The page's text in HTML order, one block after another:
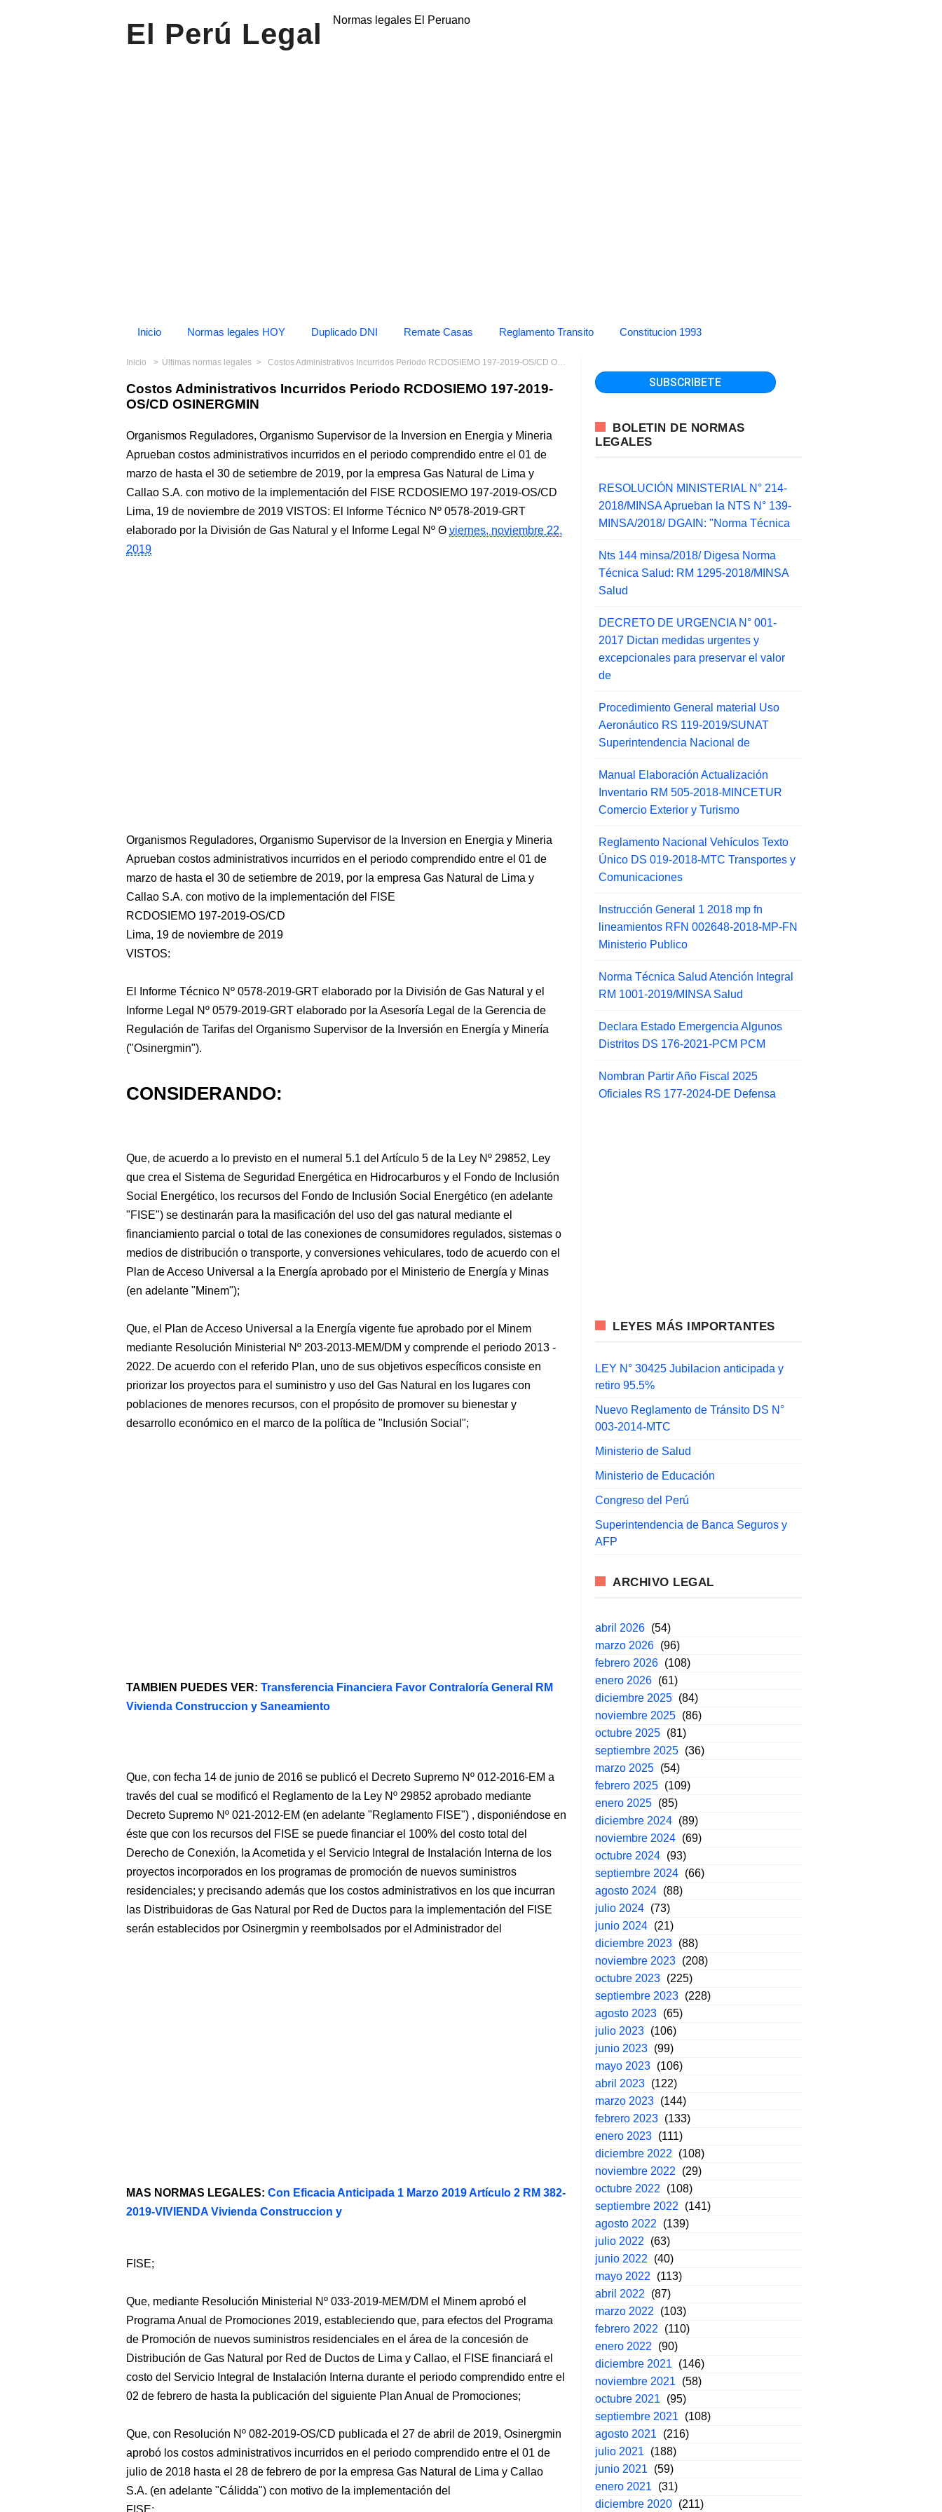
El Perú Legal Normas legales El Peruano
Inicio Normas legales HOY Duplicado DNI Remate Casas Reglamento Transito Constitucion 1993
Inicio Últimas normas legales Costos Administrativos Incurridos Periodo RCDOSIEMO 197-2019-OS/CD OSINERGMIN
Costos Administrativos Incurridos Periodo RCDOSIEMO 197-2019-
OS/CD OSINERGMIN
Organismos Reguladores, Organismo Supervisor de la Inversion en Energia y Mineria
Aprueban costos administrativos incurridos en el periodo comprendido entre el 01 de
marzo de hasta el 30 de setiembre de 2019, por la empresa Gas Natural de Lima y
Callao S.A. con motivo de la implementación del FISE RCDOSIEMO 197-2019-OS/CD
Lima, 19 de noviembre de 2019 VISTOS: El Informe Técnico Nº 0578-2019-GRT
elaborado por la División de Gas Natural y el Informe Legal Nº
viernes, noviembre 22,
2019
Organismos Reguladores, Organismo Supervisor de la Inversion en Energia y Mineria
Aprueban costos administrativos incurridos en el periodo comprendido entre el 01 de
marzo de hasta el 30 de setiembre de 2019, por la empresa Gas Natural de Lima y
Callao S.A. con motivo de la implementación del FISE
RCDOSIEMO 197-2019-OS/CD
Lima, 19 de noviembre de 2019
VISTOS:
El Informe Técnico Nº 0578-2019-GRT elaborado por la División de Gas Natural y el
Informe Legal Nº 0579-2019-GRT elaborado por la Asesoría Legal de la Gerencia de
Regulación de Tarifas del Organismo Supervisor de la Inversión en Energía y Minería
("Osinergmin").
CONSIDERANDO:
Que, de acuerdo a lo previsto en el numeral 5.1 del Artículo 5 de la Ley Nº 29852, Ley
que crea el Sistema de Seguridad Energética en Hidrocarburos y el Fondo de Inclusión
Social Energético, los recursos del Fondo de Inclusión Social Energético (en adelante
"FISE") se destinarán para la masificación del uso del gas natural mediante el
financiamiento parcial o total de las conexiones de consumidores regulados, sistemas o
medios de distribución o transporte, y conversiones vehiculares, todo de acuerdo con el
Plan de Acceso Universal a la Energía aprobado por el Ministerio de Energía y Minas
(en adelante "Minem");
Que, el Plan de Acceso Universal a la Energía vigente fue aprobado por el Minem
mediante Resolución Ministerial Nº 203-2013-MEM/DM y comprende el periodo 2013 -
2022. De acuerdo con el referido Plan, uno de sus objetivos específicos consiste en
priorizar los proyectos para el suministro y uso del Gas Natural en los lugares con
poblaciones de menores recursos, con el propósito de promover su bienestar y
desarrollo económico en el marco de la política de "Inclusión Social";
TAMBIEN PUEDES VER: Transferencia Financiera Favor Contraloría General RM
Vivienda Construccion y Saneamiento
Que, con fecha 14 de junio de 2016 se publicó el Decreto Supremo Nº 012-2016-EM a
través del cual se modificó el Reglamento de la Ley Nº 29852 aprobado mediante
Decreto Supremo Nº 021-2012-EM (en adelante "Reglamento FISE") , disponiéndose en
éste que con los recursos del FISE se puede financiar el 100% del costo total del
Derecho de Conexión, la Acometida y el Servicio Integral de Instalación Interna de los
proyectos incorporados en los programas de promoción de nuevos suministros
residenciales; y precisando además que los costos administrativos en los que incurran
las Distribuidoras de Gas Natural por Red de Ductos para la implementación del FISE
serán establecidos por Osinergmin y reembolsados por el Administrador del
MAS NORMAS LEGALES: Con Eficacia Anticipada 1 Marzo 2019 Artículo 2 RM 382-
2019-VIVIENDA Vivienda Construccion y
FISE;
Que, mediante Resolución Ministerial Nº 033-2019-MEM/DM el Minem aprobó el
Programa Anual de Promociones 2019, estableciendo que, para efectos del Programa
de Promoción de nuevos suministros residenciales en el área de la concesión de
Distribución de Gas Natural por Red de Ductos de Lima y Callao, el FISE financiará el
costo del Servicio Integral de Instalación Interna durante el periodo comprendido entre el
02 de febrero de hasta la publicación del siguiente Plan Anual de Promociones;
Que, con Resolución Nº 082-2019-OS/CD publicada el 27 de abril de 2019, Osinergmin
aprobó los costos administrativos incurridos en el periodo comprendido entre el 01 de
julio de 2018 hasta el 28 de febrero de por la empresa Gas Natural de Lima y Callao
S.A. (en adelante "Cálidda") con motivo de la implementación del
FISE;
BOLETIN DE NORMAS
LEGALES
RESOLUCIÓN MINISTERIAL N° 214-
2018/MINSA Aprueban la NTS N° 139-
MINSA/2018/ DGAIN: "Norma Técnica
Nts 144 minsa/2018/ Digesa Norma
Técnica Salud: RM 1295-2018/MINSA
Salud
DECRETO DE URGENCIA N° 001-
2017 Dictan medidas urgentes y
excepcionales para preservar el valor
de
Procedimiento General material Uso
Aeronáutico RS 119-2019/SUNAT
Superintendencia Nacional de
Manual Elaboración Actualización
Inventario RM 505-2018-MINCETUR
Comercio Exterior y Turismo
Reglamento Nacional Vehículos Texto
Único DS 019-2018-MTC Transportes y
Comunicaciones
Instrucción General 1 2018 mp fn
lineamientos RFN 002648-2018-MP-FN
Ministerio Publico
Norma Técnica Salud Atención Integral
RM 1001-2019/MINSA Salud
Declara Estado Emergencia Algunos
Distritos DS 176-2021-PCM PCM
Nombran Partir Año Fiscal 2025
Oficiales RS 177-2024-DE Defensa
LEYES MÁS IMPORTANTES
LEY N° 30425 Jubilacion anticipada y
retiro 95.5%
Nuevo Reglamento de Tránsito DS N°
003-2014-MTC
Ministerio de Salud
Ministerio de Educación
Congreso del Perú
Superintendencia de Banca Seguros y
AFP
ARCHIVO LEGAL
abril 2026 (54)
marzo 2026 (96)
febrero 2026 (108)
enero 2026 (61)
diciembre 2025 (84)
noviembre 2025 (86)
octubre 2025 (81)
septiembre 2025 (36)
marzo 2025 (54)
febrero 2025 (109)
enero 2025 (85)
diciembre 2024 (89)
noviembre 2024 (69)
octubre 2024 (93)
septiembre 2024 (66)
agosto 2024 (88)
julio 2024 (73)
junio 2024 (21)
diciembre 2023 (88)
noviembre 2023 (208)
octubre 2023 (225)
septiembre 2023 (228)
agosto 2023 (65)
julio 2023 (106)
junio 2023 (99)
mayo 2023 (106)
abril 2023 (122)
marzo 2023 (144)
febrero 2023 (133)
enero 2023 (111)
diciembre 2022
(108)
noviembre 2022
(29)
octubre 2022
(108)
septiembre 2022
(141)
agosto 2022
(139)
julio 2022
(63)
junio 2022
(40)
mayo 2022
(113)
abril 2022
(87)
marzo 2022
(103)
febrero 2022
(110)
enero 2022
(90)
diciembre 2021
(146)
noviembre 2021
(58)
octubre 2021
(95)
septiembre 2021
(108)
agosto 2021
(216)
julio 2021
(188)
junio 2021
(59)
enero 2021
(31)
diciembre 2020 (211)